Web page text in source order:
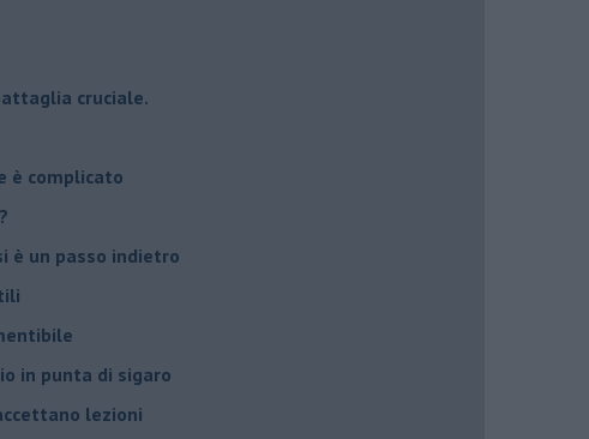
cruciale.
è complicato
è un passo indietro
in punta di sigaro
lezioni